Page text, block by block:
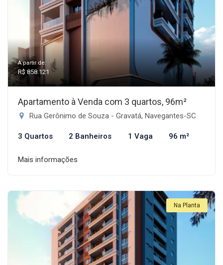
A partir de:
R$ 858.121
Apartamento à Venda com 3 quartos, 96m²
Rua Gerônimo de Souza - Gravatá, Navegantes-SC
3 Quartos 2 Banheiros 1 Vaga 96 m²
Mais informações
Na Planta